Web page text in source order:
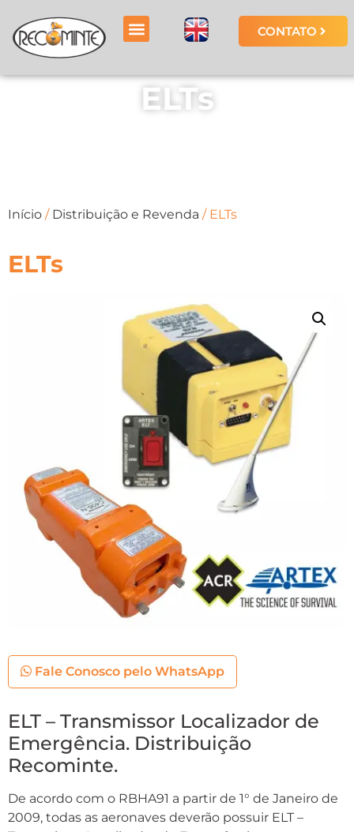
CONTATO
ELTs
Início / Distribuição e Revenda / ELTs
ELTs
Fale Conosco pelo WhatsApp
ELT – Transmissor Localizador de
Emergência. Distribuição
Recominte.
De acordo com o RBHA91 a partir de 1° de Janeiro de
2009, todas as aeronaves deverão possuir ELT –